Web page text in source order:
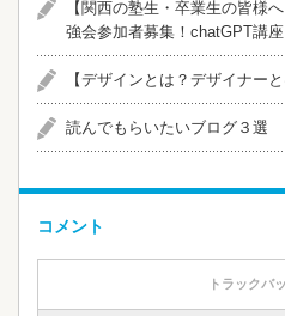
【関西の塾生・卒業生の皆様
強会参加者募集！chatGPT講座
【デザインとは？デザイナーと
読んでもらいたいブログ３選
コメント
トラックバ